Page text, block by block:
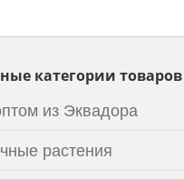
категории товаров
из Эквадора
растения